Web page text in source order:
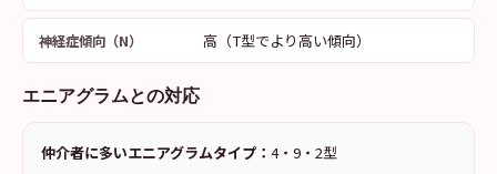
神経症傾向（N） 高（T型でより高い傾向）
エニアグラムとの対応
仲介者に多いエニアグラムタイプ： 4・9・2型